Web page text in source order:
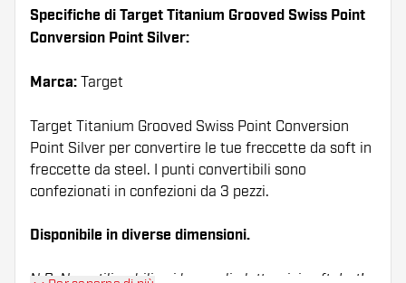
Specifiche di Target Titanium Grooved Swiss Point
Conversion Point Silver:
Marca: Target
Target Titanium Grooved Swiss Point Conversion
Point Silver per convertire le tue freccette da soft in
freccette da steel. I punti convertibili sono
confezionati in confezioni da 3 pezzi.
Disponibile in diverse dimensioni.
N.B. Non utilizzabili sui bersagli elettronici soft dart!